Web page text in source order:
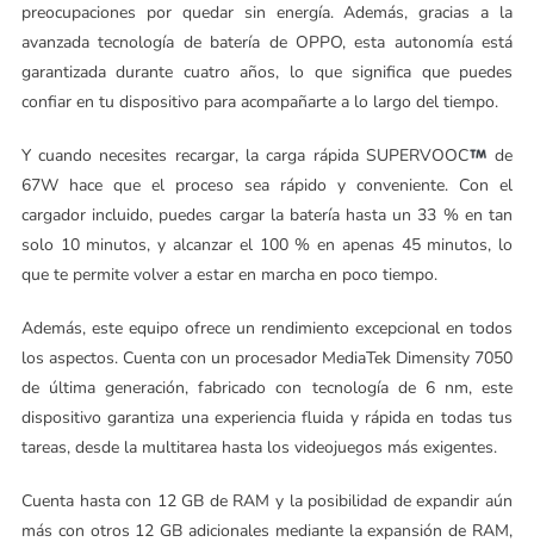
preocupaciones por quedar sin energía. Además, gracias a la
avanzada tecnología de batería de OPPO, esta autonomía está
garantizada durante cuatro años, lo que significa que puedes
confiar en tu dispositivo para acompañarte a lo largo del tiempo.
Y cuando necesites recargar, la carga rápida SUPERVOOC
de
67W hace que el proceso sea rápido y conveniente. Con el
cargador incluido, puedes cargar la batería hasta un 33 % en tan
solo 10 minutos, y alcanzar el 100 % en apenas 45 minutos, lo
que te permite volver a estar en marcha en poco tiempo.
Además, este equipo ofrece un rendimiento excepcional en todos
los aspectos. Cuenta con un procesador MediaTek Dimensity 7050
de última generación, fabricado con tecnología de 6 nm, este
dispositivo garantiza una experiencia fluida y rápida en todas tus
tareas, desde la multitarea hasta los videojuegos más exigentes.
Cuenta hasta con 12 GB de RAM y la posibilidad de expandir aún
más con otros 12 GB adicionales mediante la expansión de RAM,